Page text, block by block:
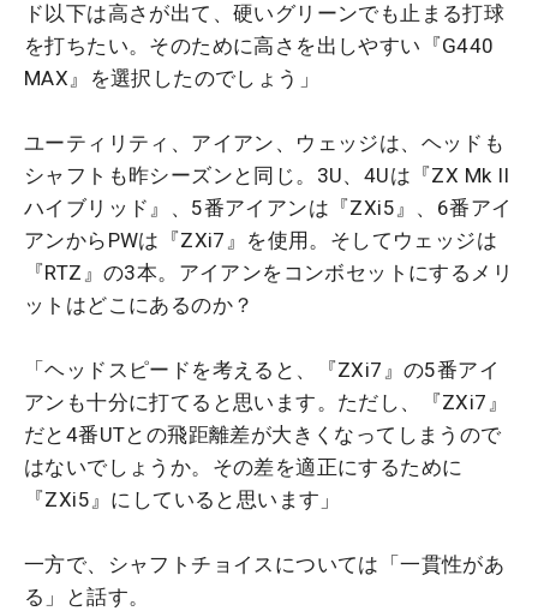
ド以下は高さが出て、硬いグリーンでも止まる打球
を打ちたい。そのために高さを出しやすい『G440
MAX』を選択したのでしょう」
ユーティリティ、アイアン、ウェッジは、ヘッドも
シャフトも昨シーズンと同じ。3U、4Uは『ZX Mk II
ハイブリッド』、5番アイアンは『ZXi5』、6番アイ
アンからPWは『ZXi7』を使用。そしてウェッジは
『RTZ』の3本。アイアンをコンボセットにするメリ
ットはどこにあるのか？
「ヘッドスピードを考えると、『ZXi7』の5番アイ
アンも十分に打てると思います。ただし、『ZXi7』
だと4番UTとの飛距離差が大きくなってしまうので
はないでしょうか。その差を適正にするために
『ZXi5』にしていると思います」
一方で、シャフトチョイスについては「一貫性があ
る」と話す。